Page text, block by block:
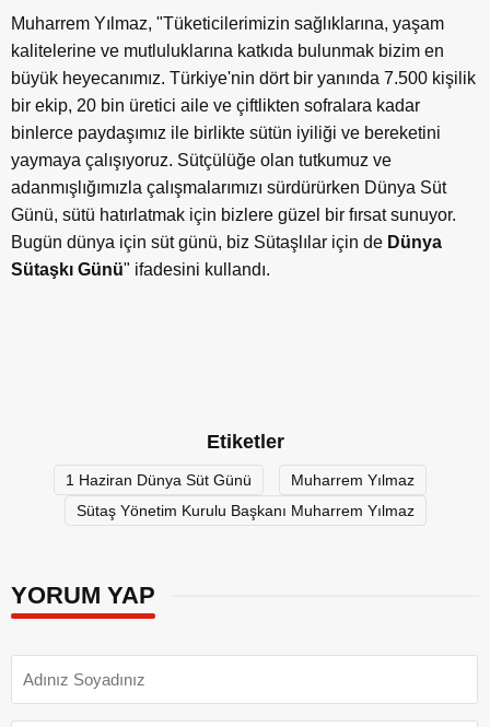
Muharrem Yılmaz, "Tüketicilerimizin sağlıklarına, yaşam
kalitelerine ve mutluluklarına katkıda bulunmak bizim en
büyük heyecanımız. Türkiye'nin dört bir yanında 7.500 kişilik
bir ekip, 20 bin üretici aile ve çiftlikten sofralara kadar
binlerce paydaşımız ile birlikte sütün iyiliği ve bereketini
yaymaya çalışıyoruz. Sütçülüğe olan tutkumuz ve
adanmışlığımızla çalışmalarımızı sürdürürken Dünya Süt
Günü, sütü hatırlatmak için bizlere güzel bir fırsat sunuyor.
Bugün dünya için süt günü, biz Sütaşlılar için de Dünya
Sütaşkı Günü" ifadesini kullandı.
Etiketler
1 Haziran Dünya Süt Günü
Muharrem Yılmaz
Sütaş Yönetim Kurulu Başkanı Muharrem Yılmaz
YORUM YAP